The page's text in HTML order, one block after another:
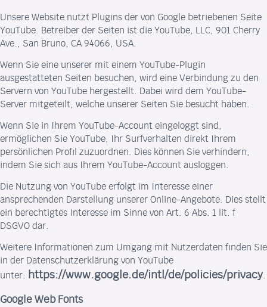
Unsere Website nutzt Plugins der von Google betriebenen Seite
YouTube. Betreiber der Seiten ist die YouTube, LLC, 901 Cherry
Ave., San Bruno, CA 94066, USA.
Wenn Sie eine unserer mit einem YouTube-Plugin
ausgestatteten Seiten besuchen, wird eine Verbindung zu den
Servern von YouTube hergestellt. Dabei wird dem YouTube-
Server mitgeteilt, welche unserer Seiten Sie besucht haben.
Wenn Sie in Ihrem YouTube-Account eingeloggt sind,
ermöglichen Sie YouTube, Ihr Surfverhalten direkt Ihrem
persönlichen Profil zuzuordnen. Dies können Sie verhindern,
indem Sie sich aus Ihrem YouTube-Account ausloggen.
Die Nutzung von YouTube erfolgt im Interesse einer
ansprechenden Darstellung unserer Online-Angebote. Dies stellt
ein berechtigtes Interesse im Sinne von Art. 6 Abs. 1 lit. f
DSGVO dar.
Weitere Informationen zum Umgang mit Nutzerdaten finden Sie
in der Datenschutzerklärung von YouTube
unter: https://www.google.de/intl/de/policies/privacy
Google Web Fonts